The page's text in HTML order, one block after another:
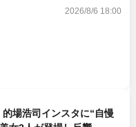
2026/8/6 18:00
場浩司インスタに“自慢